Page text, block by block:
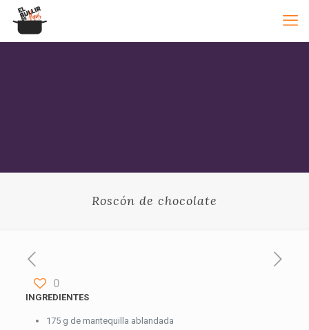
Roscón de chocolate
0
INGREDIENTES
175 g de mantequilla ablandada